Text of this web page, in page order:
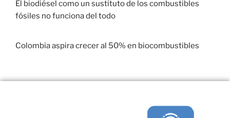
El biodiésel como un sustituto de los combustibles
fósiles no funciona del todo
Colombia aspira crecer al 50% en biocombustibles